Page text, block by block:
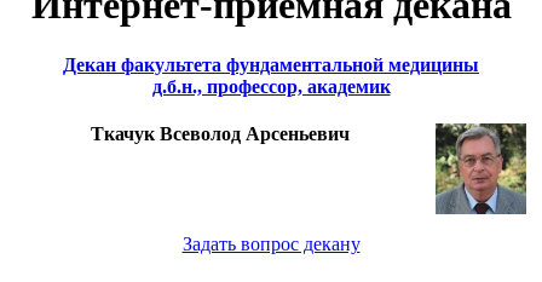
Декан факультета фундаментальной медицины
д.б.н., профессор, академик
Ткачук Всеволод Арсеньевич
Задать вопрос декану